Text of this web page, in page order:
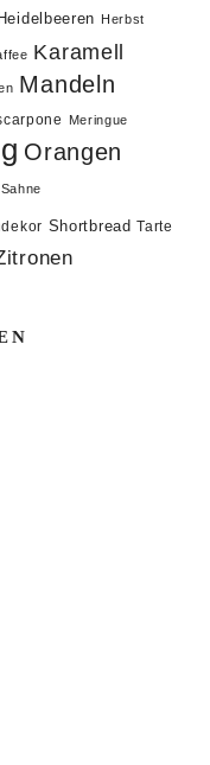
Heidelbeeren Herbst
Karamell
Mandeln
Meringue
Orangen
Sahne
Shortbread Tarte